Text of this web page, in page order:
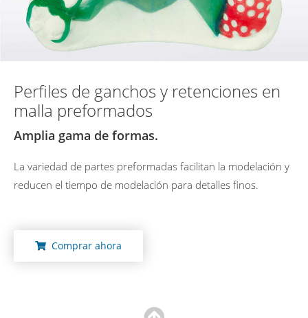
Perfiles de ganchos y retenciones en
malla preformados
Amplia gama de formas.
La variedad de partes preformadas facilitan la modelación y
reducen el tiempo de modelación para detalles finos.
Comprar ahora